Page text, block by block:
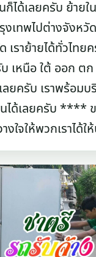
ก็ได้เลยครับ ย้ายใ
งเทพไปต่างจังหวั
เราย้ายได้ทั่วไทย
เหนือ ใต้ ออก ตก
ลยครับ เราพร้อม
นได้เลยครับ ****
งใจให้พวกเราได้